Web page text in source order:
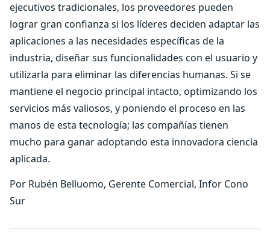
ejecutivos tradicionales, los proveedores pueden
lograr gran confianza si los líderes deciden adaptar las
aplicaciones a las necesidades específicas de la
industria, diseñar sus funcionalidades con el usuario y
utilizarla para eliminar las diferencias humanas. Si se
mantiene el negocio principal intacto, optimizando los
servicios más valiosos, y poniendo el proceso en las
manos de esta tecnología; las compañías tienen
mucho para ganar adoptando esta innovadora ciencia
aplicada.
Por Rubén Belluomo, Gerente Comercial, Infor Cono
Sur